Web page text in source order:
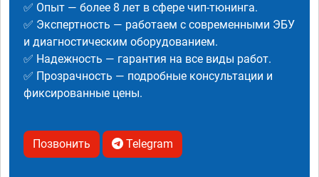
✅ Опыт — более 8 лет в сфере чип-тюнинга.
✅ Экспертность — работаем с современными ЭБУ
и диагностическим оборудованием.
✅ Надежность — гарантия на все виды работ.
✅ Прозрачность — подробные консультации и
фиксированные цены.
Позвонить Telegram